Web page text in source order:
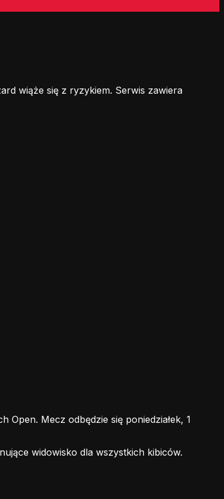
wiąże się z ryzykiem. Serwis zawiera
Open. Mecz odbędzie się poniedziałek, 1
widowisko dla wszystkich kibiców.